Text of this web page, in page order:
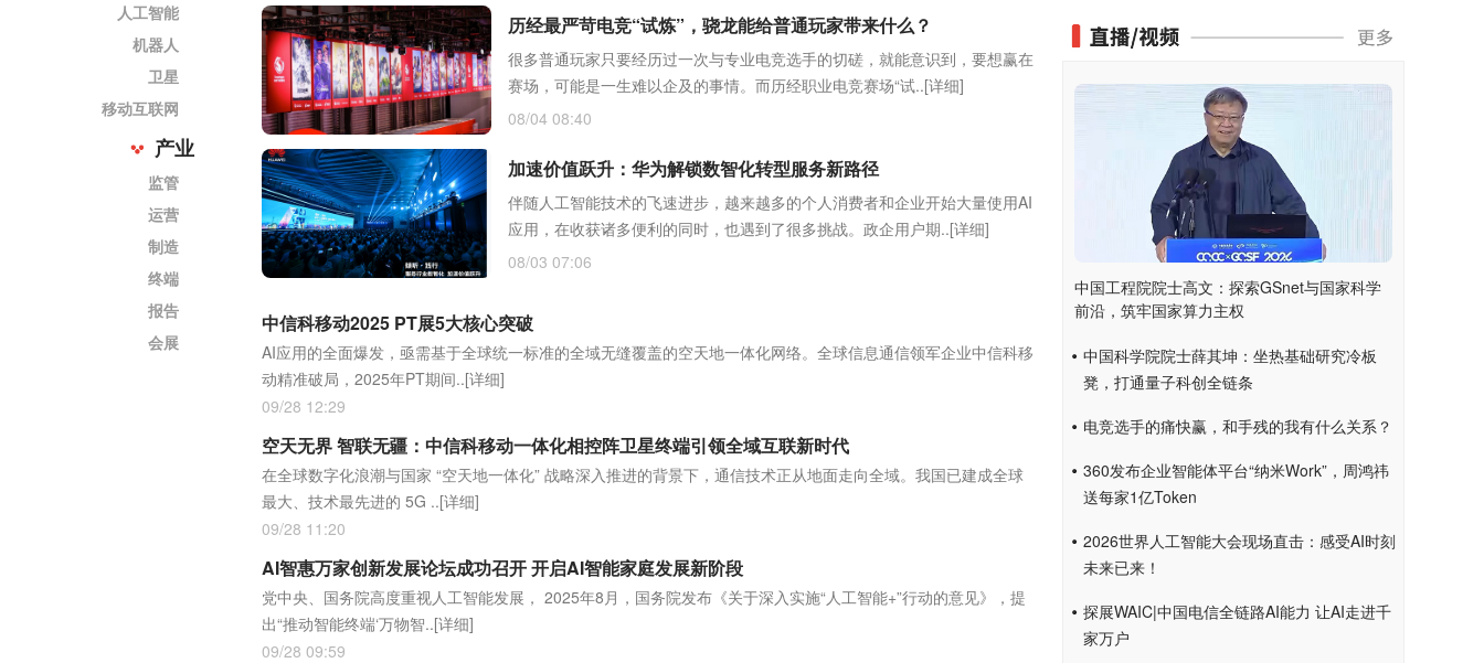
人工智能
机器人
卫星
移动互联网
产业
监管
运营
制造
终端
报告
会展
历经最严苛电竞“试炼”，骁龙能给普通玩家带来什么？
很多普通玩家只要经历过一次与专业电竞选手的切磋，就能意识到，要想赢在
赛场，可能是一生难以企及的事情。而历经职业电竞赛场“试..[详细]
08/04 08:40
加速价值跃升：华为解锁数智化转型服务新路径
伴随人工智能技术的飞速进步，越来越多的个人消费者和企业开始大量使用AI
应用，在收获诸多便利的同时，也遇到了很多挑战。政企用户期..[详细]
08/03 07:06
中信科移动2025 PT展5大核心突破
AI应用的全面爆发，亟需基于全球统一标准的全域无缝覆盖的空天地一体化网络。全球信息通信领军企业中信科移
动精准破局，2025年PT期间..[详细]
09/28 12:29
空天无界 智联无疆：中信科移动一体化相控阵卫星终端引领全域互联新时代
在全球数字化浪潮与国家 “空天地一体化” 战略深入推进的背景下，通信技术正从地面走向全域。我国已建成全球
最大、技术最先进的 5G ..[详细]
09/28 11:20
AI智惠万家创新发展论坛成功召开 开启AI智能家庭发展新阶段
党中央、国务院高度重视人工智能发展， 2025年8月，国务院发布《关于深入实施“人工智能+”行动的意见》，提
出“推动智能终端‘万物智..[详细]
09/28 09:59
中国工程院院士高文：探索GSnet与国家科学
前沿，筑牢国家算力主权
中国科学院院士薛其坤：坐热基础研究冷板
凳，打通量子科创全链条
电竞选手的痛快赢，和手残的我有什么关系？
360发布企业智能体平台“纳米Work”，周鸿祎
送每家1亿Token
2026世界人工智能大会现场直击：感受AI时刻
未来已来！
探展WAIC|中国电信全链路AI能力 让AI走进千
家万户